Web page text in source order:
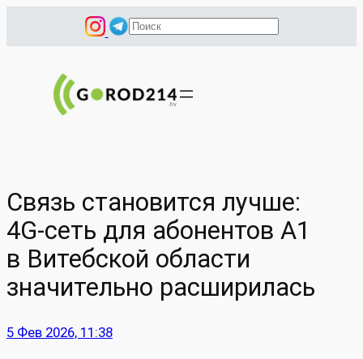
П
с
Связь становится лучше:
4G-сеть для абонентов А1
в Витебской области
значительно расширилась
5 Фев 2026, 11:38